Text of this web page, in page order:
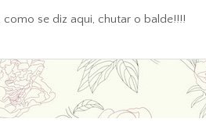
se diz aqui, chutar o balde!!!!